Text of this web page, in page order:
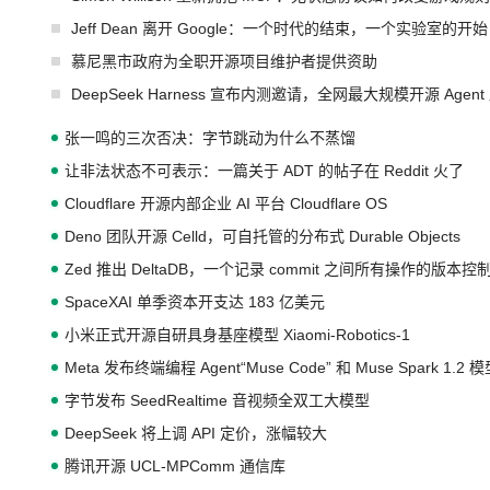
Jeff Dean 离开 Google：一个时代的结束，一个实验室的开始
慕尼黑市政府为全职开源项目维护者提供资助
DeepSeek Harness 宣布内测邀请，全网最大规模开源 Agent
张一鸣的三次否决：字节跳动为什么不蒸馏
让非法状态不可表示：一篇关于 ADT 的帖子在 Reddit 火了
Cloudflare 开源内部企业 AI 平台 Cloudflare OS
Deno 团队开源 Celld，可自托管的分布式 Durable Objects
Zed 推出 DeltaDB，一个记录 commit 之间所有操作的版本控
SpaceXAI 单季资本开支达 183 亿美元
小米正式开源自研具身基座模型 Xiaomi-Robotics-1
Meta 发布终端编程 Agent“Muse Code” 和 Muse Spark 1.2 模
字节发布 SeedRealtime 音视频全双工大模型
DeepSeek 将上调 API 定价，涨幅较大
腾讯开源 UCL-MPComm 通信库